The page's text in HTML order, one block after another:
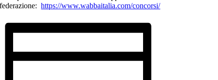
federazione:https://www.wabbaitalia.com/concorsi/